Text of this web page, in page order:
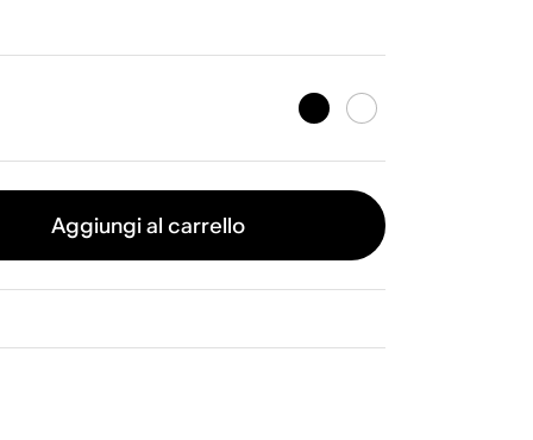
Aggiungi al carrello